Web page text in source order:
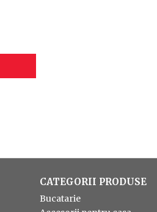
CATEGORII PRODUSE
Bucatarie